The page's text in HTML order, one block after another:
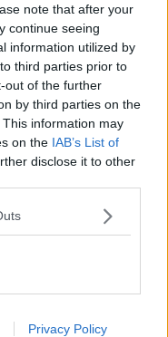
note that after your
continue seeing
information utilized by
third parties prior to
out of the further
by third parties on the
This information may
on the IAB’s List of
disclose it to other
Privacy Policy
bulgara, che è risultata
auto, che devono essere
quanto ricche di acidi
, due ragazzi di 26 anni e
militari hanno detto di
discarica e di non
però, fuori
presenza di sporcizia o
è risultata a
di recente.
e liberati.Dalla
di sicurezza, è
i tre si adoperano